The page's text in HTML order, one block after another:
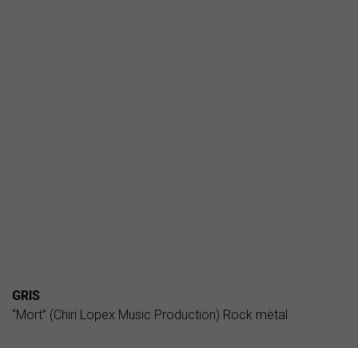
GRIS
“Mort” (Chiri Lopex Music Production) Rock mètal